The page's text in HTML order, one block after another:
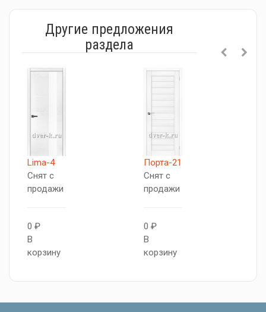
Другие предложения
раздела
Lima-4
Снят с
продажи
0 ₽
В
корзину
Порта-21
Снят с
продажи
0 ₽
В
корзину